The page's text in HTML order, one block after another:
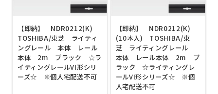
【即納】 NDR0212(K)
TOSHIBA/東芝 ライティ
ングレール 本体 レール
本体 2m ブラック ☆ラ
イティングレールVI形シリ
ーズ☆ ※個人宅配送不可
【即納】 NDR0212(K)
(10本入) TOSHIBA/東
芝 ライティングレール
本体 レール本体 2m ブ
ラック ☆ライティングレ
ールVI形シリーズ☆ ※個
人宅配送不可